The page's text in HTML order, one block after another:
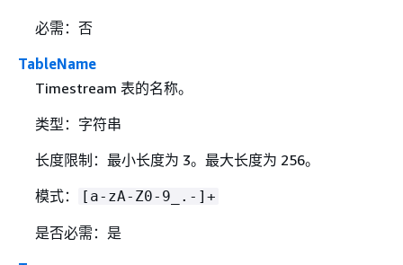
必需：否
TableName
Timestream 表的名称。
类型：字符串
长度限制：最小长度为 3。最大长度为 256。
模式：
[a-zA-Z0-9_.-]+
是否必需：是